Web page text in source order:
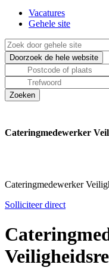
Vacatures
Gehele site
Cateringmedewerker
Cateringmedewerker
Solliciteer direct